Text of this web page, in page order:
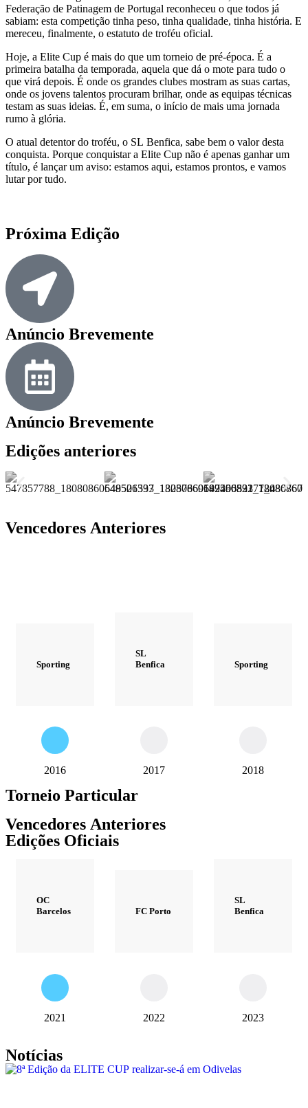
Federação de Patinagem de Portugal reconheceu o que todos já
sabiam: esta competição tinha peso, tinha qualidade, tinha história. E
mereceu, finalmente, o estatuto de troféu oficial.
Hoje, a Elite Cup é mais do que um torneio de pré-época. É a
primeira batalha da temporada, aquela que dá o mote para tudo o
que virá depois. É onde os grandes clubes mostram as suas cartas,
onde os jovens talentos procuram brilhar, onde as equipas técnicas
testam as suas ideias. É, em suma, o início de mais uma jornada
rumo à glória.
O atual detentor do troféu, o SL Benfica, sabe bem o valor desta
conquista. Porque conquistar a Elite Cup não é apenas ganhar um
título, é lançar um aviso: estamos aqui, estamos prontos, e vamos
lutar por tudo.
Próxima Edição
Anúncio Brevemente
Anúncio Brevemente
Edições anteriores
Vencedores Anteriores
Sporting
SL
Benfica
Sporting
2016 2017 2018
Torneio Particular
Vencedores Anteriores
Edições Oficiais
OC
Barcelos
FC Porto
SL
Benfica
2021 2022 2023
Notícias